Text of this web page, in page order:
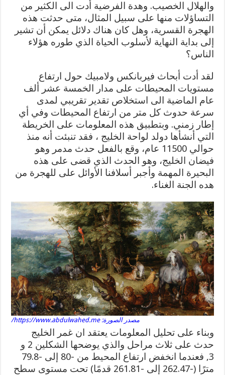
والهلال الخصيب. وهدة الفرضية أدت الى الكثير من
التساؤلات منها على سبيل المثال، متى حدثت هذه
الهجرة القسرية، وهل كان هناك دلائل يمكن أن تشير
إلى بداية النهاية لأسلوب الحياة الذي طوره هؤلاء
الناس؟
لقد أدت أبحاث فيربانكس ولامبيك حول ارتفاع
مستويات المحيطات على مدار الخمسة عشر ألف
عام الماضية الى استخلاص تقدير تقريبي لمدى
سرعة حدوث كل متر من ارتفاع المحيطات وفي أي
إطار زمني. وبتطبيق هذه المعلومات على الخريطة
التي أنشأها دولد لواحة الخليج ، فقد تنبئت أنه منذ
حوالي 11500 عام، وقع بالفعل حدث مدمر وهو
فيضان الخليج، وهو الحدث الذي قضى على هذه
البحيرة المهمة وأجبر أسلافنا الأوائل على للهجرة من
هده الجنة الغناء.
مصدر الصورة: https://www.abdulwahed.me/
وبناء على تحليل المعلومات يعتقد ان غمر الخليج
حدث على ثلاث مراحل والذي يوضحها الشكلين 2 و
3, فعندما انخفض ارتفاع المحيط من -80 إلى -79.8
مترًا (-262.47 إلى -261.81 قدمًا) تحت مستوى سطح